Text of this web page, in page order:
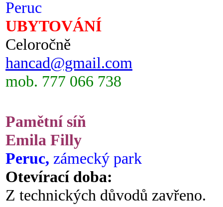
Peruc
UBYTOVÁNÍ
Celoročně
hancad@gmail.com
mob. 777 066 738
Pamětní síň
Emila Filly
Peruc, zámecký park
Otevírací doba:
Z technických důvodů zavřeno.